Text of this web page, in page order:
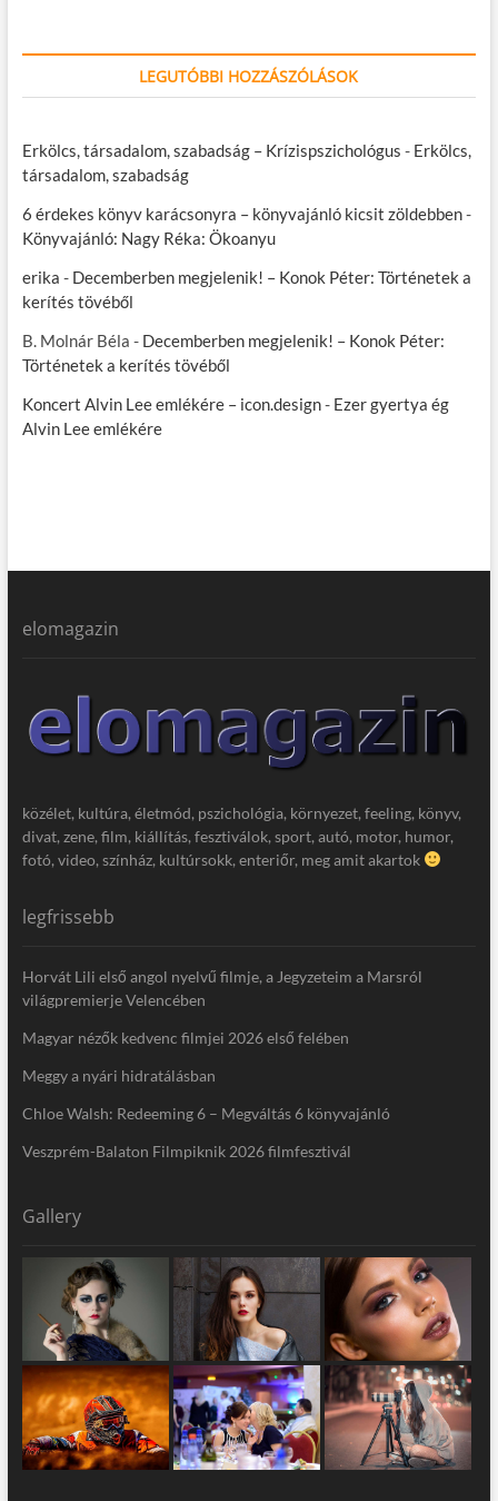
LEGUTÓBBI HOZZÁSZÓLÁSOK
Erkölcs, társadalom, szabadság – Krízispszichológus - Erkölcs,
társadalom, szabadság
6 érdekes könyv karácsonyra – könyvajánló kicsit zöldebben-
Könyvajánló: Nagy Réka: Ökoanyu
erika - Decemberben megjelenik! – Konok Péter: Történetek a
kerítés tövéből
B. Molnár Béla - Decemberben megjelenik! – Konok Péter:
Történetek a kerítés tövéből
Koncert Alvin Lee emlékére – icon.design- Ezer gyertya ég
Alvin Lee emlékére
elomagazin
közélet, kultúra, életmód, pszichológia, környezet, feeling, könyv,
divat, zene, film, kiállítás, fesztiválok, sport, autó, motor, humor,
fotó, video, színház, kultúrsokk, enteriőr, meg amit akartok
legfrissebb
Horvát Lili első angol nyelvű filmje, a Jegyzeteim a Marsról
világpremierje Velencében
Magyar nézők kedvenc filmjei 2026 első felében
Meggy a nyári hidratálásban
Chloe Walsh: Redeeming 6 – Megváltás 6 könyvajánló
Veszprém-Balaton Filmpiknik 2026 filmfesztivál
Gallery